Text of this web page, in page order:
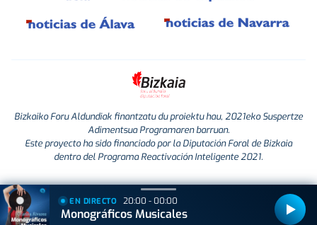
Bizkaiko Foru Aldundiak finantzatu du proiektu hau, 2021eko Suspertze
Adimentsua Programaren barruan.
Este proyecto ha sido financiado por la Diputación Foral de Bizkaia
dentro del Programa Reactivación Inteligente 2021.
EN DIRECTO 20:00 - 00:00
Monográficos Musicales